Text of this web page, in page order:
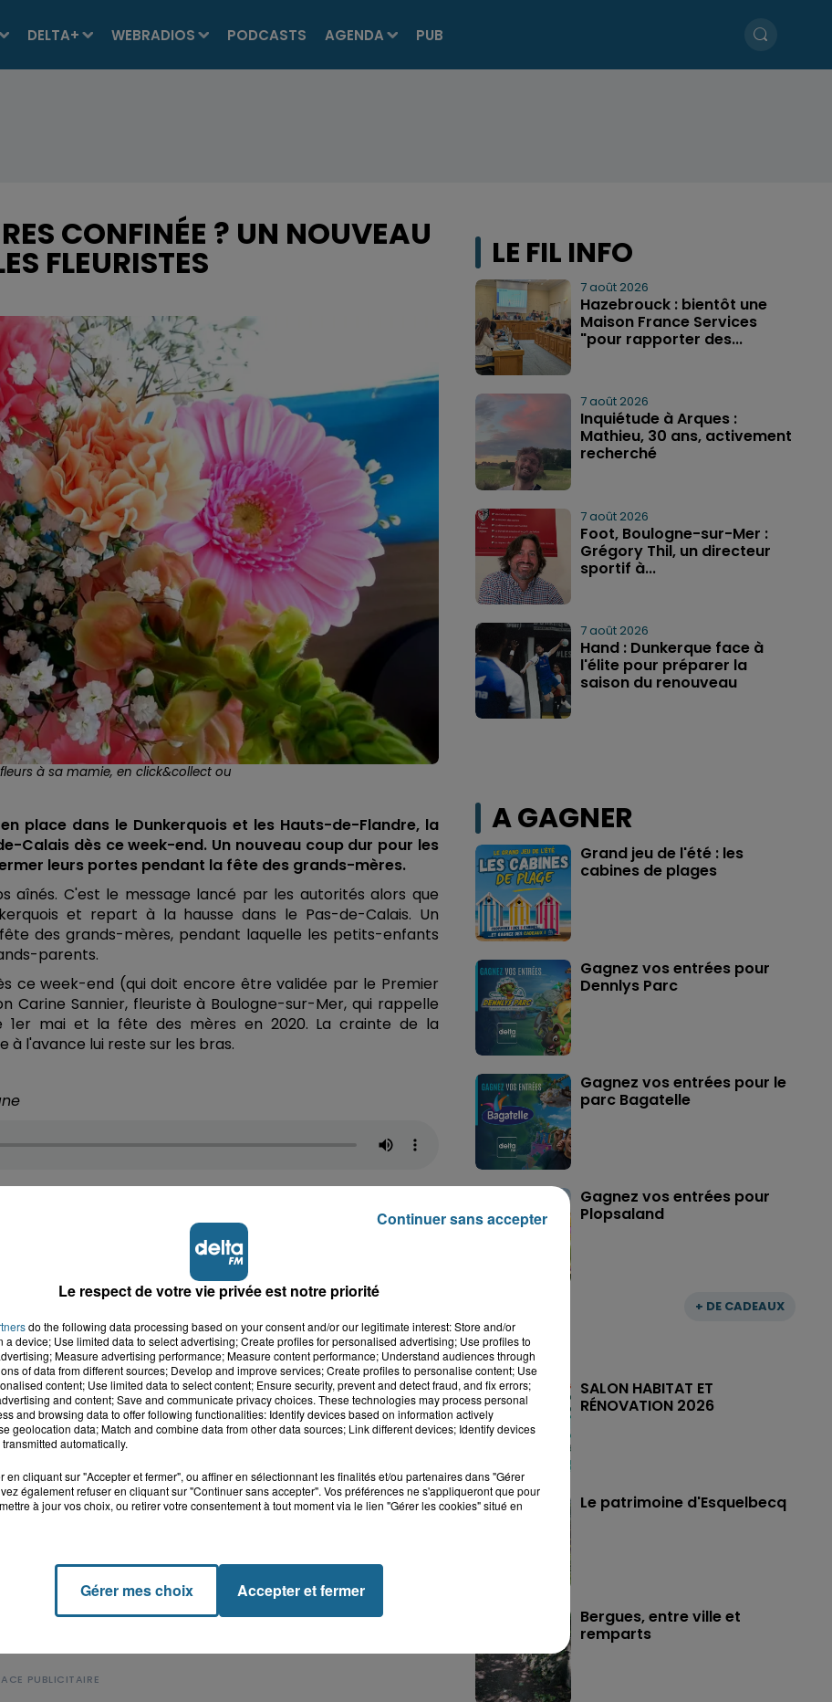
DELTA+ WEBRADIOS PODCASTS AGENDA PUB
CONFINÉE ? UN NOUVEAU
FLEURISTES
à sa mamie, en click&collect ou
place dans le Dunkerquois et les Hauts-de-Flandre, la
Calais dès ce week-end. Un nouveau coup dur pour les
leurs portes pendant la fête des grands-mères.
aînés. C'est le message lancé par les autorités alors que
et repart à la hausse dans le Pas-de-Calais. Un
des grands-mères, pendant laquelle les petits-enfants
parents.
ce week-end (qui doit encore être validée par le Premier
Carine Sannier, fleuriste à Boulogne-sur-Mer, qui rappelle
mai et la fête des mères en 2020. La crainte de la
à l'avance lui reste sur les bras.
Sannier regrette aussi le manque de cohérence des
pas, c'est que les jardineries et les grandes surfaces
pourquoi pas nous ? Si les libraires sont maintenant
les fleuristes devraient l'être aussi. On est là pour les
leur fera-t-il une fleur en les autorisant à rester
de Jean Castex.
LE FIL INFO
7 août 2026
Hazebrouck : bientôt une
Maison France Services
"pour rapporter des...
7 août 2026
Inquiétude à Arques :
Mathieu, 30 ans, activement
recherché
7 août 2026
Foot, Boulogne-sur-Mer :
Grégory Thil, un directeur
sportif à...
7 août 2026
Hand : Dunkerque face à
l'élite pour préparer la
saison du renouveau
A GAGNER
+ DE CADEAUX
Grand jeu de l'été : les
cabines de plages
Gagnez vos entrées pour
Dennlys Parc
Gagnez vos entrées pour le
parc Bagatelle
Gagnez vos entrées pour
Plopsaland
SALON HABITAT ET
RÉNOVATION 2026
Le patrimoine d'Esquelbecq
Bergues, entre ville et
remparts
Le respect de votre vie privée est notre priorité
do the following data processing based on your consent and/or our legitimate interest: Store and/or
a device; Use limited data to select advertising; Create profiles for personalised advertising; Use profiles to
Measure advertising performance; Measure content performance; Understand audiences through
of data from different sources; Develop and improve services; Create profiles to personalise content; Use
content; Use limited data to select content; Ensure security, prevent and detect fraud, and fix errors;
and content; Save and communicate privacy choices. These technologies may process personal
and browsing data to offer following functionalities: Identify devices based on information actively
geolocation data; Match and combine data from other data sources; Link different devices; Identify devices
automatically.
en cliquant sur "Accepter et fermer", ou affiner en sélectionnant les finalités et/ou partenaires dans "Gérer
également refuser en cliquant sur "Continuer sans accepter". Vos préférences ne s'appliqueront que pour
à jour vos choix, ou retirer votre consentement à tout moment via le lien "Gérer les cookies" situé en
Gérer mes choix Accepter et fermer
Continuer sans accepter